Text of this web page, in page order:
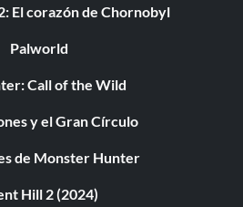
El corazón de Chornobyl
Palworld
Call of the Wild
y el Gran Círculo
de Monster Hunter
Hill 2 (2024)